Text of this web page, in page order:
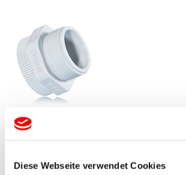
Diese Webseite verwendet Cookies
QUICK-FIT
Adaptateurs
Avec un grand filetage extérieur et un petit